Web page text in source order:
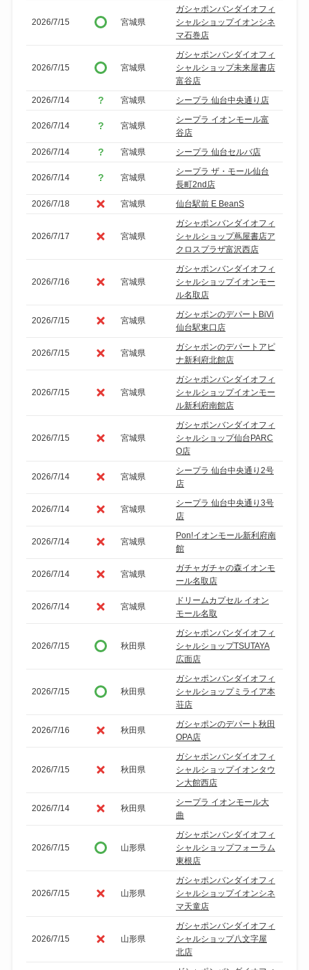
2026/7/15 宮城県
ガシャポンバンダイオフィ
シャルショップイオンシネ
マ石巻店
2026/7/15 宮城県
ガシャポンバンダイオフィ
シャルショップ未来屋書店
富谷店
2026/7/14
宮城県 シープラ 仙台中央通り店
2026/7/14 宮城県
シープラ イオンモール富
谷店
2026/7/14
宮城県 シープラ 仙台セルバ店
2026/7/14 宮城県
シープラ ザ・モール仙台
長町2nd店
2026/7/18
宮城県 仙台駅前 E BeanS
2026/7/17 宮城県
ガシャポンバンダイオフィ
シャルショップ蔦屋書店ア
クロスプラザ富沢西店
2026/7/16 宮城県
ガシャポンバンダイオフィ
シャルショップイオンモー
ル名取店
2026/7/15 宮城県
ガシャポンのデパートBiVi
仙台駅東口店
2026/7/15 宮城県
ガシャポンのデパートアピ
ナ新利府北館店
2026/7/15 宮城県
ガシャポンバンダイオフィ
シャルショップイオンモー
ル新利府南館店
2026/7/15 宮城県
ガシャポンバンダイオフィ
シャルショップ仙台PARC
O店
2026/7/14 宮城県
シープラ 仙台中央通り2号
店
2026/7/14 宮城県
シープラ 仙台中央通り3号
店
2026/7/14 宮城県
Pon!イオンモール新利府南
館
2026/7/14 宮城県
ガチャガチャの森イオンモ
ール名取店
2026/7/14 宮城県
ドリームカプセル イオン
モール名取
2026/7/15 秋田県
ガシャポンバンダイオフィ
シャルショップTSUTAYA
広面店
2026/7/15 秋田県
ガシャポンバンダイオフィ
シャルショップミライア本
荘店
2026/7/16 秋田県
ガシャポンのデパート秋田
OPA店
2026/7/15 秋田県
ガシャポンバンダイオフィ
シャルショップイオンタウ
ン大館西店
2026/7/14 秋田県
シープラ イオンモール大
曲
2026/7/15 山形県
ガシャポンバンダイオフィ
シャルショップフォーラム
東根店
2026/7/15 山形県
ガシャポンバンダイオフィ
シャルショップイオンシネ
マ天童店
2026/7/15 山形県
ガシャポンバンダイオフィ
シャルショップ八文字屋
北店